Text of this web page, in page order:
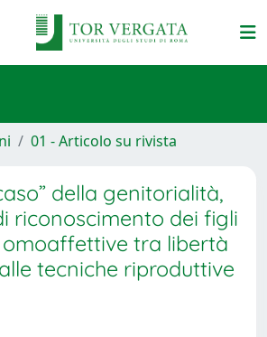
01 - Articolo su rivista
della genitorialità,
riconoscimento dei figli
omoaffettive tra libertà
tecniche riproduttive